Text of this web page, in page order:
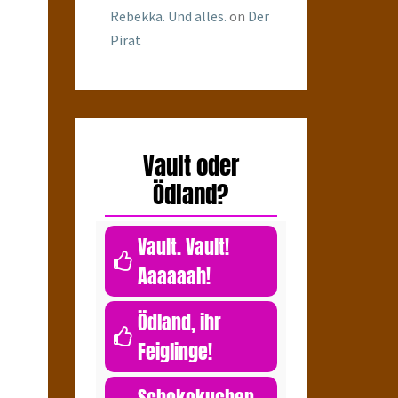
Rebekka. Und alles. on Der
Pirat
Vault oder
Ödland?
Vault. Vault!
Aaaaaah!
Ödland, ihr
Feiglinge!